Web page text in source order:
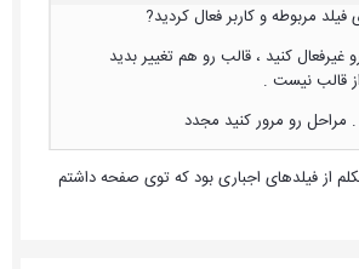
مربوطه و کاربر فعال کردید?
غیرفعال کنید ، قالب رو هم تغییر بدید
قالب نیست .
رو مرور کنید مجدد
از فیلدهای اجباری بود که توی صفحه داشتم